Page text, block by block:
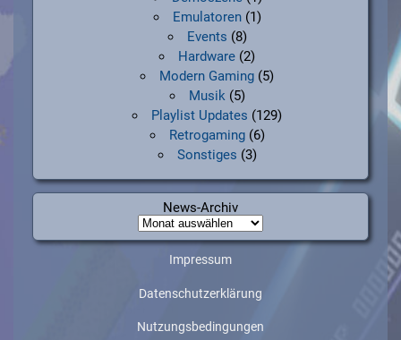
Emulatoren(1)
Events (8)
Hardware (2)
Modern Gaming (5)
Musik (5)
Playlist Updates (129)
Retrogaming(6)
Sonstiges (3)
News-Archiv
News-
Archiv
Impressum
Datenschutzerklärung
Nutzungsbedingungen